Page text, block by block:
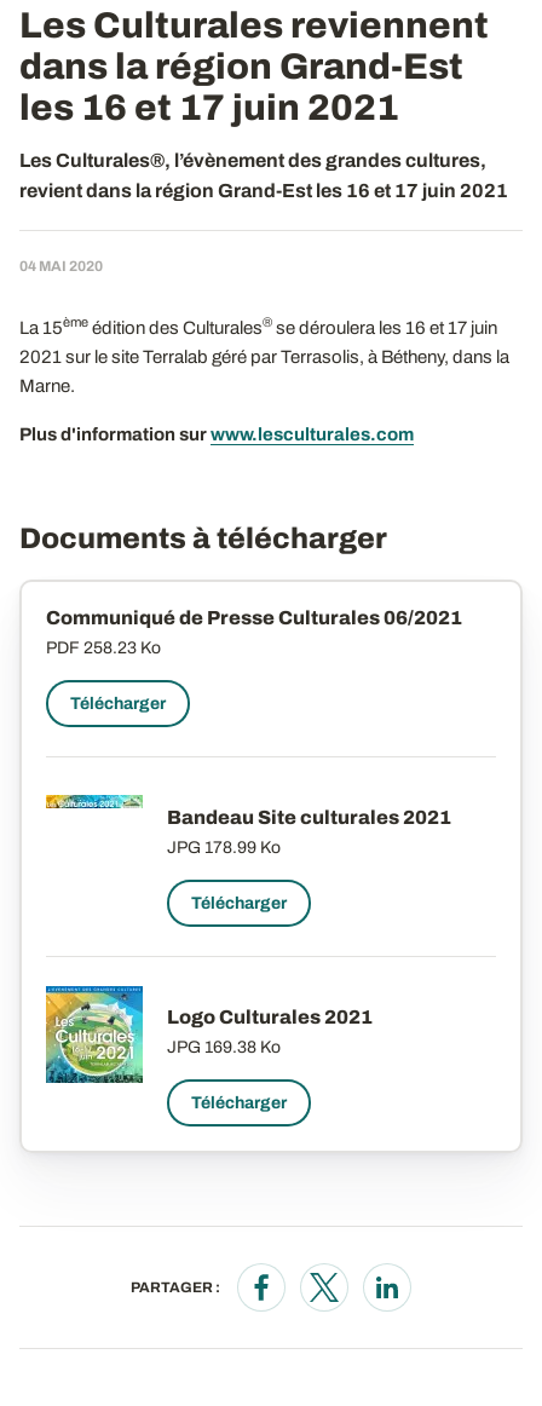
Les Culturales reviennent
dans la région Grand-Est
les 16 et 17 juin 2021
Les Culturales®, l’évènement des grandes cultures,
revient dans la région Grand-Est les 16 et 17 juin 2021
04 MAI 2020
La 15ème édition des Culturales® se déroulera les 16 et 17 juin
2021 sur le site Terralab géré par Terrasolis, à Bétheny, dans la
Marne.
Plus d'information surwww.lesculturales.com
Documents à télécharger
Communiqué de Presse Culturales 06/2021
PDF 258.23 Ko
Télécharger
Bandeau Site culturales 2021
JPG 178.99 Ko
Télécharger
Logo Culturales 2021
JPG 169.38 Ko
Télécharger
PARTAGER :
Opens in a new window
Opens in a new window
Opens in a new